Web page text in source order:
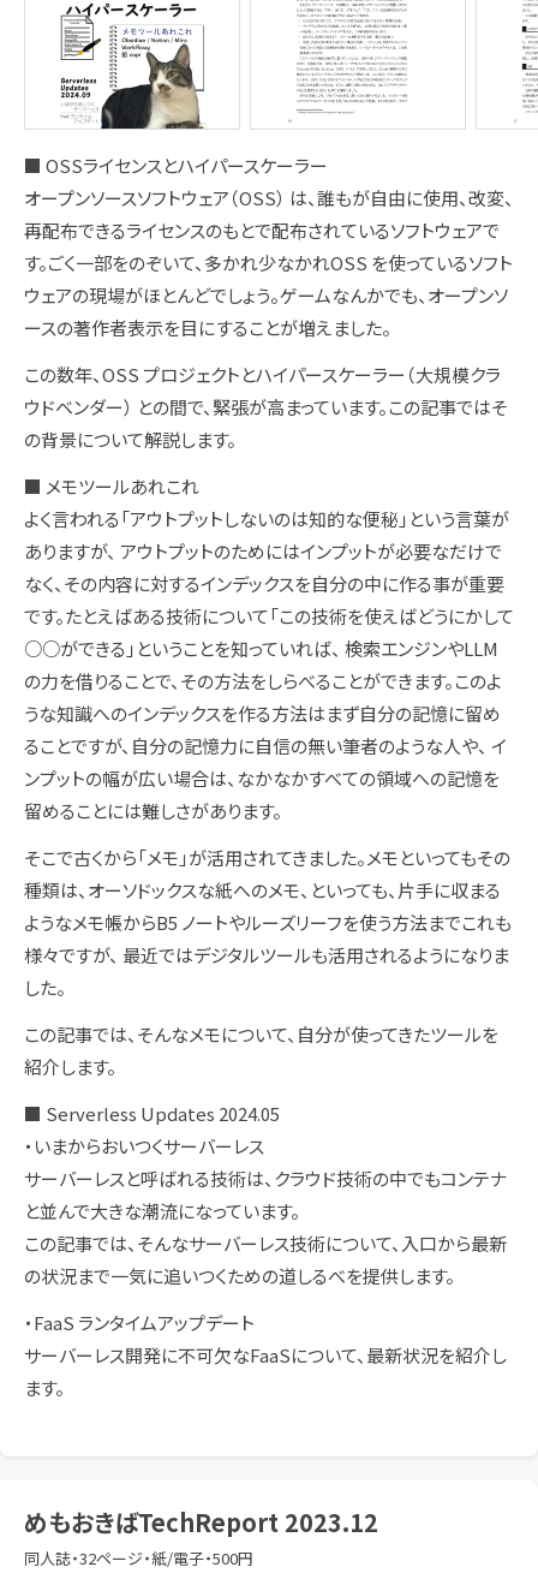
■ OSSライセンスとハイパースケーラー
オープンソースソフトウェア（OSS） は、誰もが自由に使用、改変、
再配布できるライセンスのもとで配布されているソフトウェアで
す。ごく一部をのぞいて、多かれ少なかれOSS を使っているソフト
ウェアの現場がほとんどでしょう。ゲームなんかでも、オープンソ
ースの著作者表示を目にすることが増えました。
この数年、OSS プロジェクトとハイパースケーラー（大規模クラ
ウドベンダー） との間で、緊張が高まっています。この記事ではそ
の背景について解説します。
■ メモツールあれこれ
よく言われる「アウトプットしないのは知的な便秘」という言葉が
ありますが、 アウトプットのためにはインプットが必要なだけで
なく、その内容に対するインデックスを自分の中に作る事が重要
です。たとえばある技術について「この技術を使えばどうにかして
○○ができる」ということを知っていれば、 検索エンジンやLLM
の力を借りることで、その方法をしらべることができます。このよ
うな知識へのインデックスを作る方法はまず自分の記憶に留め
ることですが、自分の記憶力に自信の無い筆者のような人や、 イ
ンプットの幅が広い場合は、なかなかすべての領域への記憶を
留めることには難しさがあります。
そこで古くから「メモ」が活用されてきました。メモといってもその
種類は、オーソドックスな紙へのメモ、といっても、片手に収まる
ようなメモ帳からB5 ノートやルーズリーフを使う方法までこれも
様々ですが、 最近ではデジタルツールも活用されるようになりま
した。
この記事では、そんなメモについて、自分が使ってきたツールを
紹介します。
■ Serverless Updates 2024.05
・いまからおいつくサーバーレス
サーバーレスと呼ばれる技術は、クラウド技術の中でもコンテナ
と並んで大きな潮流になっています。
この記事では、そんなサーバーレス技術について、入口から最新
の状況まで一気に追いつくための道しるべを提供します。
・FaaS ランタイムアップデート
サーバーレス開発に不可欠なFaaSについて、最新状況を紹介し
ます。
めもおきばTechReport 2023.12
同人誌・32ページ・紙/電子・500円